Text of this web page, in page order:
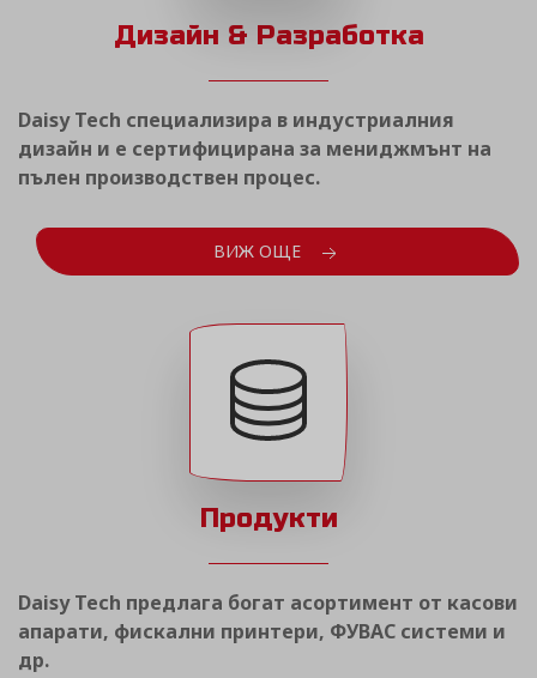
Дизайн & Разработка
Daisy Tech специализира в индустриалния
дизайн и е сертифицирана за мениджмънт на
пълен производствен процес.
ВИЖ ОЩЕ
Продукти
Daisy Tech предлага богат асортимент от касови
апарати, фискални принтери, ФУВАС системи и
др.